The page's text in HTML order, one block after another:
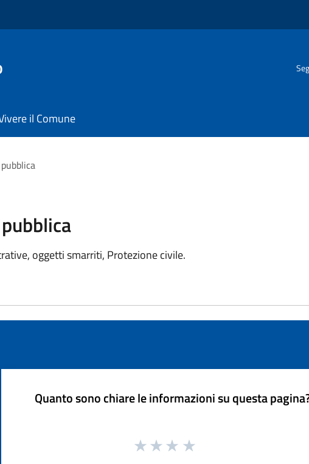
il Comune
oggetti smarriti, Protezione civile.
Quanto sono chiare le informazioni su questa